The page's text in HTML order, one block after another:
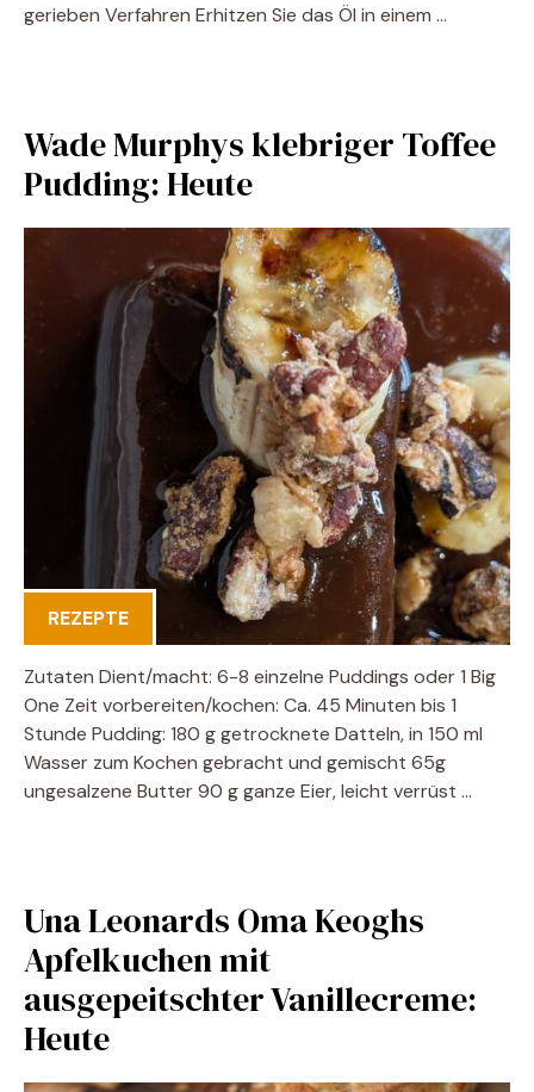
gerieben Verfahren Erhitzen Sie das Öl in einem …
Wade Murphys klebriger Toffee
Pudding: Heute
REZEPTE
Zutaten Dient/macht: 6-8 einzelne Puddings oder 1 Big
One Zeit vorbereiten/kochen: Ca. 45 Minuten bis 1
Stunde Pudding: 180 g getrocknete Datteln, in 150 ml
Wasser zum Kochen gebracht und gemischt 65g
ungesalzene Butter 90 g ganze Eier, leicht verrüst …
Una Leonards Oma Keoghs
Apfelkuchen mit
ausgepeitschter Vanillecreme:
Heute